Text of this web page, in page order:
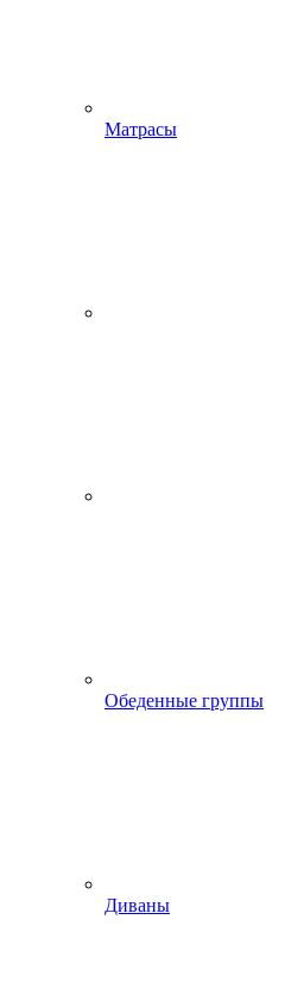
Матрасы
Обеденные группы
Диваны